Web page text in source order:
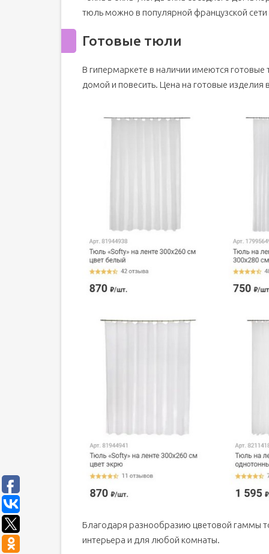
тюль можно в популярной французской
Готовые тюли
В гипермаркете в наличии имеются готовые
домой и повесить. Цена на готовые изделия
Благодаря разнообразию цветовой гаммы
интерьера и для любой комнаты.